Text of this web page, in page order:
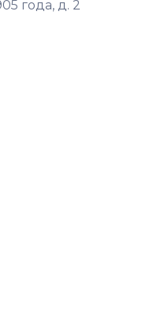
года, д. 2